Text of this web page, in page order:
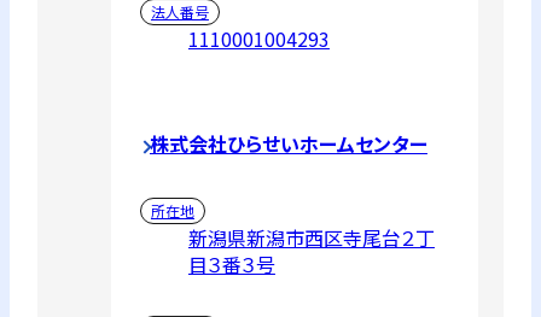
法人番号
1110001004293
株式会社ひらせいホームセンター
所在地
新潟県新潟市西区寺尾台２丁
目３番３号